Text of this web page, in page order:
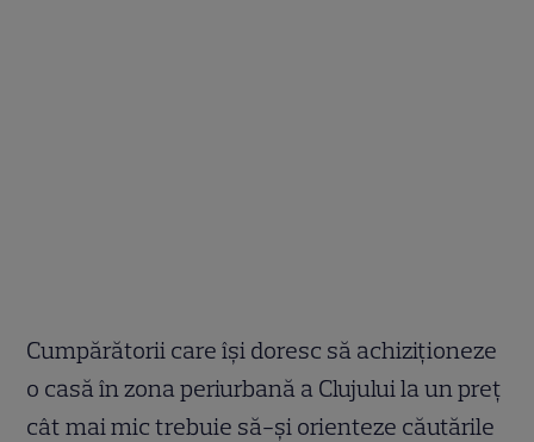
Cumpărătorii care își doresc să achiziționeze
o casă în zona periurbană a Clujului la un preț
cât mai mic trebuie să-și orienteze căutările